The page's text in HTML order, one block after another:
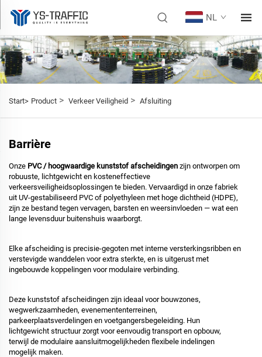
NL
Start> Product > Verkeer Veiligheid > Afsluiting
Barrière
Onze PVC / hoogwaardige kunststof afscheidingen zijn ontworpen om
robuuste, lichtgewicht en kosteneffectieve
verkeersveiligheidsoplossingen te bieden. Vervaardigd in onze fabriek
uit UV-gestabiliseerd PVC of polyethyleen met hoge dichtheid (HDPE),
zijn ze bestand tegen vervagen, barsten en weersinvloeden — wat een
lange levensduur buitenshuis waarborgt.
Elke afscheiding is precisie-gegoten met interne versterkingsribben en
verstevigde wanddelen voor extra sterkte, en is uitgerust met
ingebouwde koppelingen voor modulaire verbinding.
Deze kunststof afscheidingen zijn ideaal voor bouwzones,
wegwerkzaamheden, evenemententerreinen,
parkeerplaatsverdelingen en voetgangersbegeleiding. Hun
lichtgewicht structuur zorgt voor eenvoudig transport en opbouw,
terwijl de modulaire aansluitmogelijkheden flexibele indelingen
mogelijk maken.